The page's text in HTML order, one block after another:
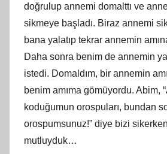
doğrulup annemi domalttı ve
sikmeye başladı. Biraz annemi
bana yalatıp tekrar annemin am
Daha sonra benim de annemin
istedi. Domaldım, bir annemin am
benim amıma gömüyordu. Abim,
koduğumun orospuları, bundan
orospumsunuz!” diye bizi
mutluyduk…